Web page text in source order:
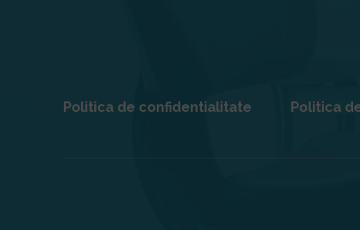
Politica de confidentialitate Politica